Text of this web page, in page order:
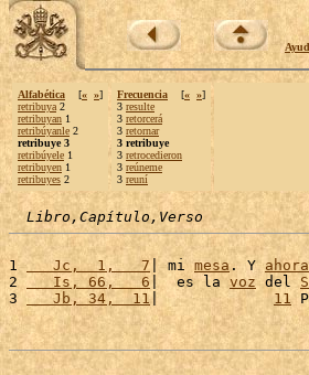
Alfabética [« »]
retribuya 2
retribuyan 1
retribúyanle 2
retribuye 3
retribúyele 1
retribuyen 1
retribuyes 2
Frecuencia [« »]
3 resulte
3 retorcerá
3 retornar
3 retribuye
3 retrocedieron
3 reúneme
3 reuní
Libro,Capítulo,Verso
1
   Jc,  1,   7
| mi mesa. Y ahora
2
   Is, 66,   6
|  es la voz del
3
   Jb, 34,  11
| 11